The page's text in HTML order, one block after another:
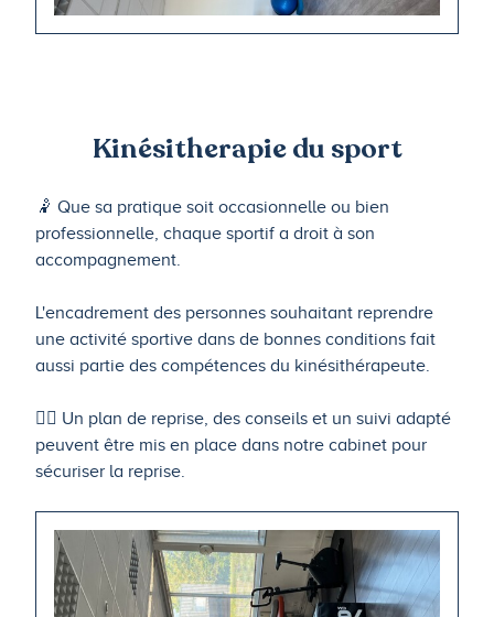
Kinésitherapie du sport
🤾 Que sa pratique soit occasionnelle ou bien
professionnelle, chaque sportif a droit à son
accompagnement.
L'encadrement des personnes souhaitant reprendre
une activité sportive dans de bonnes conditions fait
aussi partie des compétences du kinésithérapeute.
🏋️‍♀️ Un plan de reprise, des conseils et un suivi adapté
peuvent être mis en place dans notre cabinet pour
sécuriser la reprise.